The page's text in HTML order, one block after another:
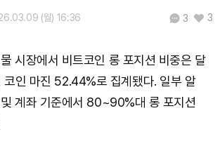
₩103,674(-1.83%)
₩464.7(-0.29%)
(월) 16:36 3 3
시장에서 비트코인 롱 포지션 비중은 달
인 마진 52.44%로 집계됐다. 일부 알
계좌 기준에서 80~90%대 롱 포지션